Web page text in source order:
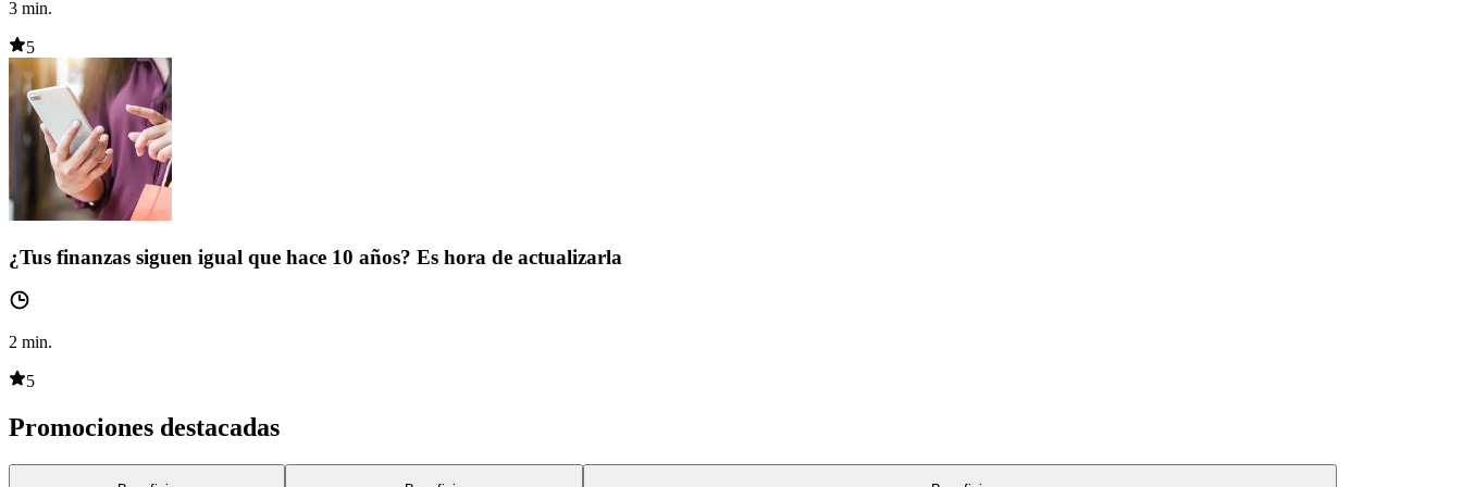
3 min.
5
¿Tus finanzas siguen igual que hace 10 años? Es hora de actualizarla
2 min.
5
Promociones destacadas